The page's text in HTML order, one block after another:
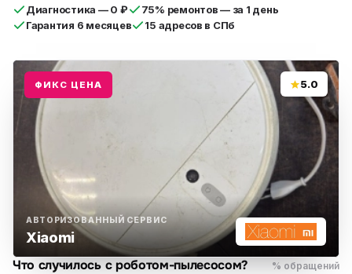
Диагностика — 0 ₽
75% ремонтов — за 1 день
Гарантия 6 месяцев
15 адресов в СПб
ФИКС ЦЕНА 5.0
АВТОРИЗОВАННЫЙ СЕРВИС
Xiaomi
Что случилось с роботом-пылесосом?
% обращений